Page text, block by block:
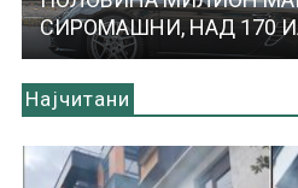
СИРОМАШНИ, НАД 170
Најчитани